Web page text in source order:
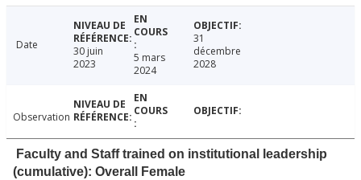
Date
30 juin
2023
5 mars
2024
31
décembre
2028
Observation
Faculty and Staff trained on institutional leadership
(cumulative): Overall Female